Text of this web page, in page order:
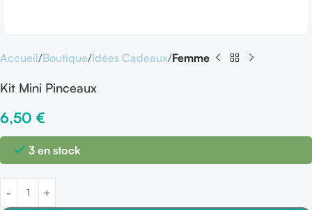
Accueil Boutique Idées Cadeaux Femme
Kit Mini Pinceaux
6,50 €
3 en stock